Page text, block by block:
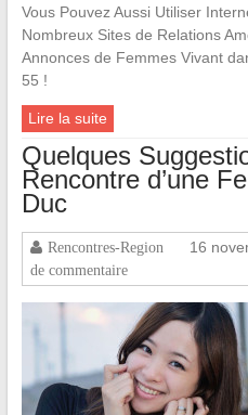
Vous Pouvez Aussi Utiliser
Nombreux Sites de Relations
Annonces de Femmes Vivant
55 !
Lire la suite
Quelques
Rencontre d’une
Duc
Rencontres-Region 16
de commentaire